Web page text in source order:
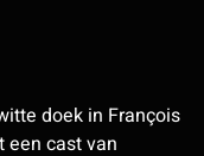
doek in François
een cast van